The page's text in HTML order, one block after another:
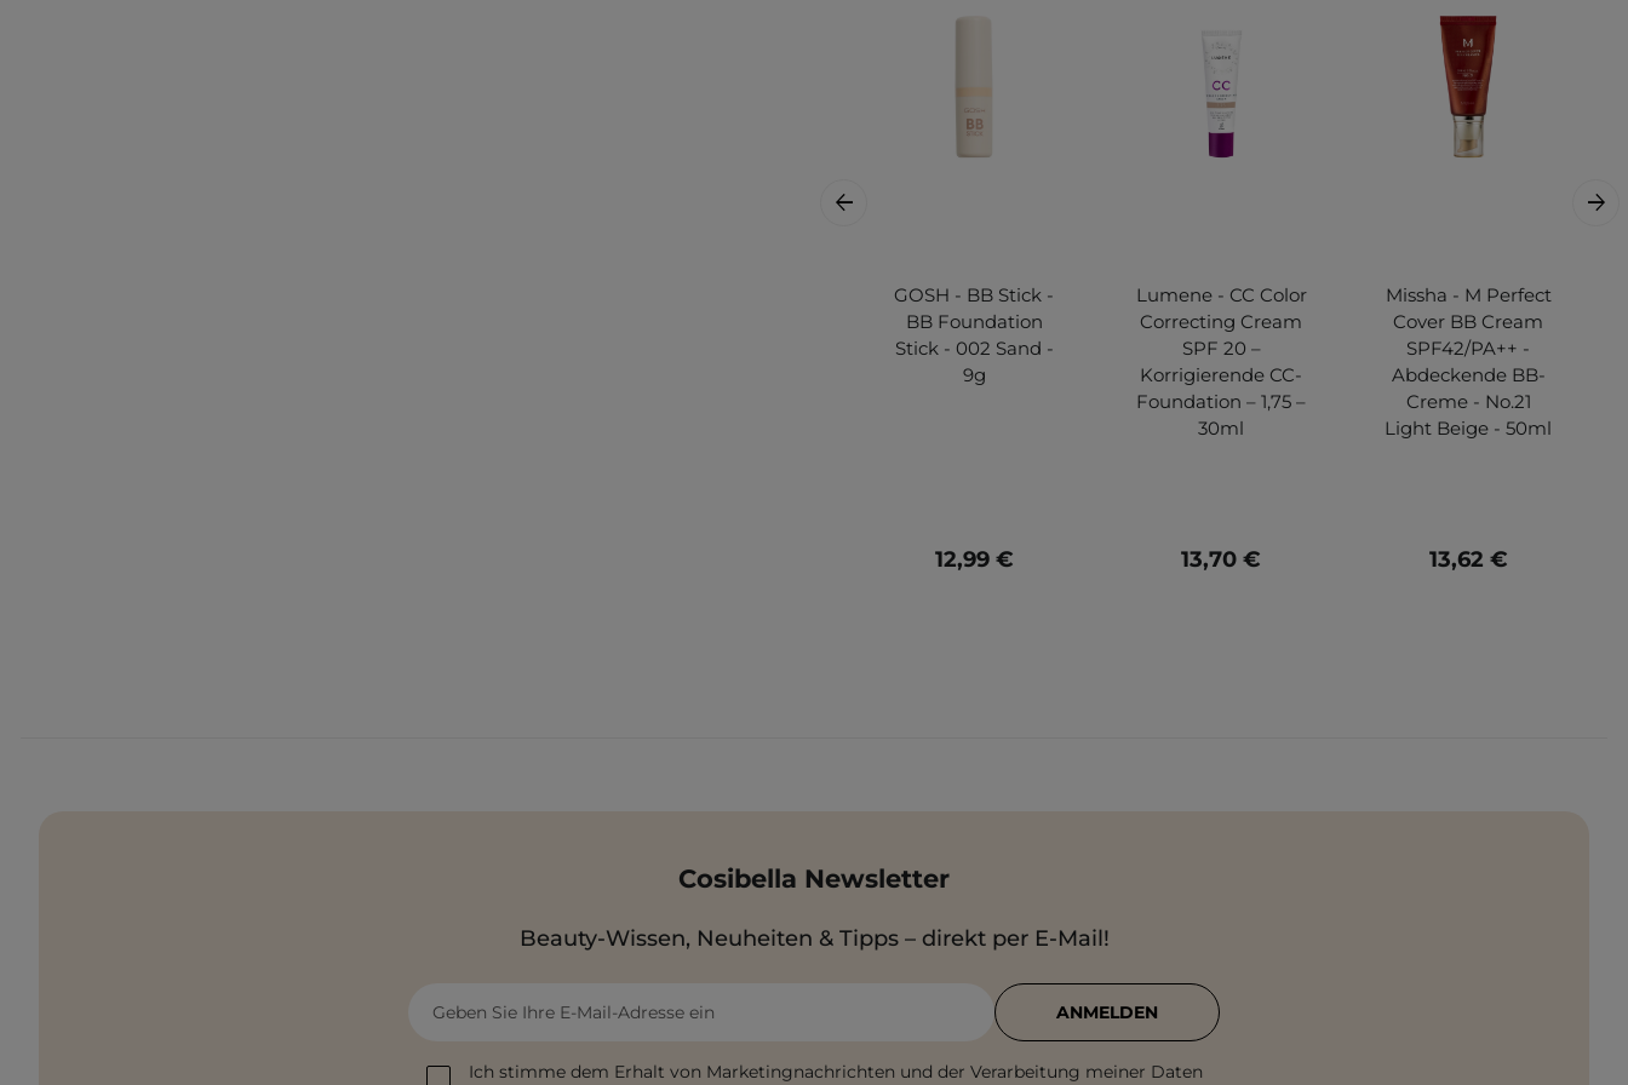
GOSH - BB Stick -
BB Foundation
Stick - 002 Sand -
9g
12,99 €
Lumene - CC Color
Correcting Cream
SPF 20 –
Korrigierende CC-
Foundation – 1,75 –
30ml
13,70 €
Missha - M Perfect
Cover BB Cream
SPF42/PA++ -
Abdeckende BB-
Creme - No.21
Light Beige - 50ml
13,62 €
Cosibella Newsletter
Beauty-Wissen, Neuheiten & Tipps – direkt per E-Mail!
Geben Sie Ihre E-Mail-Adresse ein
Ich stimme dem Erhalt von Marketingnachrichten und der Verarbeitung meiner Daten
ANMELDEN